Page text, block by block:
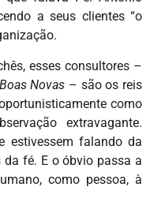
a seus clientes “o
esses consultores –
Boas Novas – são os reis
como
extravagante.
estivessem falando da
fé. E o óbvio passa a
como pessoa, à